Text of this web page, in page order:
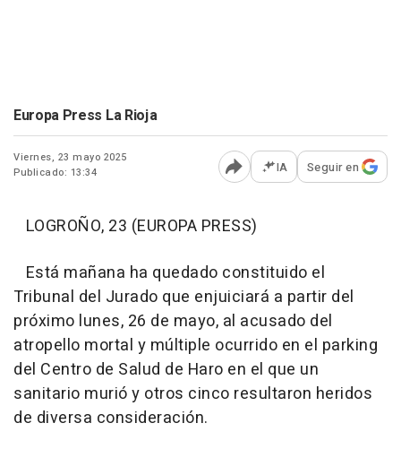
Europa Press La Rioja
Viernes, 23 mayo 2025
Publicado: 13:34
Abrir opciones para
IA Seguir en
LOGROÑO, 23 (EUROPA PRESS)
Está mañana ha quedado constituido el
Tribunal del Jurado que enjuiciará a partir del
próximo lunes, 26 de mayo, al acusado del
atropello mortal y múltiple ocurrido en el parking
del Centro de Salud de Haro en el que un
sanitario murió y otros cinco resultaron heridos
de diversa consideración.